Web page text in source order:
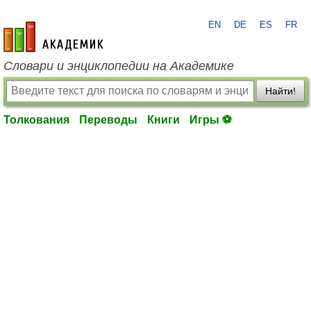
academic.ru
EN DE ES FR
Словари и энциклопедии на Академике
Найти!
Толкования Переводы Книги Игры ⚽